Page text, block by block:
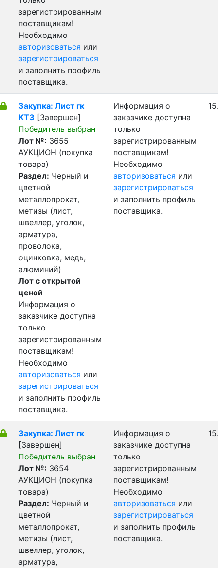
зарегистрированным
поставщикам!
Необходимо
авторизоваться или
зарегистрироваться
и заполнить профиль
поставщика.
Закупка: Лист гк
КТЗ [Завершен]
Победитель выбран
Лот №: 3655
АУКЦИОН (покупка
товара)
Раздел: Черный и
цветной
металлопрокат,
метизы (лист,
швеллер, уголок,
арматура,
проволока,
оцинковка, медь,
алюминий)
Лот с открытой
ценой
Информация о
заказчике доступна
только
зарегистрированным
поставщикам!
Необходимо
авторизоваться или
зарегистрироваться
и заполнить профиль
поставщика.
Информация о
заказчике доступна
только
зарегистрированным
поставщикам!
Необходимо
авторизоваться или
зарегистрироваться
и заполнить профиль
поставщика.
Закупка: Лист гк
[Завершен]
Победитель выбран
Лот №: 3654
АУКЦИОН (покупка
товара)
Раздел: Черный и
цветной
металлопрокат,
метизы (лист,
швеллер, уголок,
арматура,
Информация о
заказчике доступна
только
зарегистрированным
поставщикам!
Необходимо
авторизоваться или
зарегистрироваться
и заполнить профиль
поставщика.